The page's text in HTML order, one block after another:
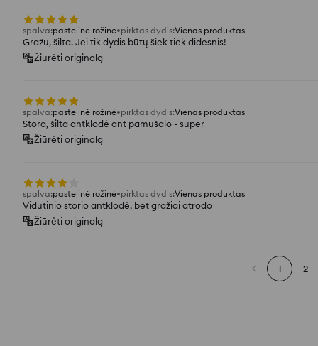
spalva:pastelinė rožinė pirktas dydis:Vienas produktas
Gražu, šilta. Jei tik dydis būtų šiek tiek didesnis!
Žiūrėti originalą
spalva:pastelinė rožinė pirktas dydis:Vienas produktas
Stora, šilta antklodė ant pamušalo - super
Žiūrėti originalą
spalva:pastelinė rožinė pirktas dydis:Vienas produktas
Vidutinio storio antklodė, bet gražiai atrodo
Žiūrėti originalą
1 2